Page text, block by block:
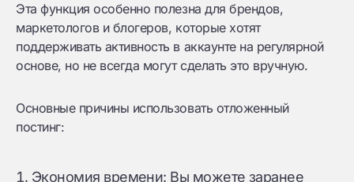
Эта функция особенно полезна для брендов,
маркетологов и блогеров, которые хотят
поддерживать активность в аккаунте на регулярной
основе, но не всегда могут сделать это вручную.
Основные причины использовать отложенный
постинг:
Экономия времени: Вы можете заранее